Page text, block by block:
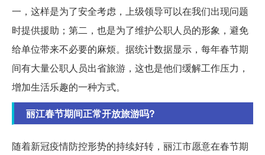
一，这样是为了安全考虑，上级领导可以在我们出现问题
时提供援助；第二，也是为了维护公职人员的形象，避免
给单位带来不必要的麻烦。据统计数据显示，每年春节期
间有大量公职人员出省旅游，这也是他们缓解工作压力，
增加生活乐趣的一种方式。
丽江春节期间正常开放旅游吗?
随着新冠疫情防控形势的持续好转，丽江市愿意在春节期